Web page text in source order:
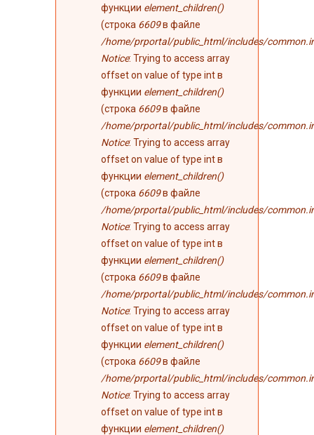
функции element_children()
(строка 6609в файле
/home/prportal/public_html/includes/
Notice: Trying to access array
offset on value of type int в
функции element_children()
(строка 6609в файле
/home/prportal/public_html/includes/
Notice: Trying to access array
offset on value of type int в
функции element_children()
(строка 6609в файле
/home/prportal/public_html/includes/
Notice: Trying to access array
offset on value of type int в
функции element_children()
(строка 6609в файле
/home/prportal/public_html/includes/
Notice: Trying to access array
offset on value of type int в
функции element_children()
(строка 6609в файле
/home/prportal/public_html/includes/
Notice: Trying to access array
offset on value of type int в
функции element_children()